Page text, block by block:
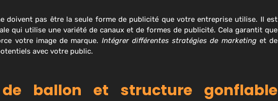
doivent pas être la seule forme de publicité que votre entreprise utilise. Il est
qui utilise une variété de canaux et de formes de publicité. Cela garantit que
votre image de marque. Intégrer différentes stratégies de marketinget de
avec votre public.
ballon et structure gonflable